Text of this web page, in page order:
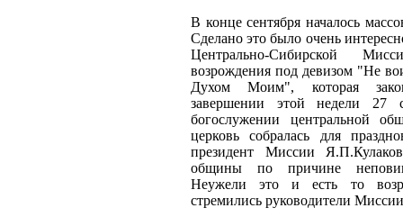
В конце сентября началось
Сделано это было очень
Центрально-Сибирской
возрождения под девизом "Не
Духом Моим", которая
завершении этой недели 27
богослужении центральной
церковь собралась для
президент Мис­сии
общины по причине
Неужели это и есть то
стремились руководители